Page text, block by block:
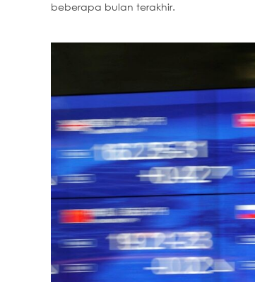
beberapa bulan terakhir.